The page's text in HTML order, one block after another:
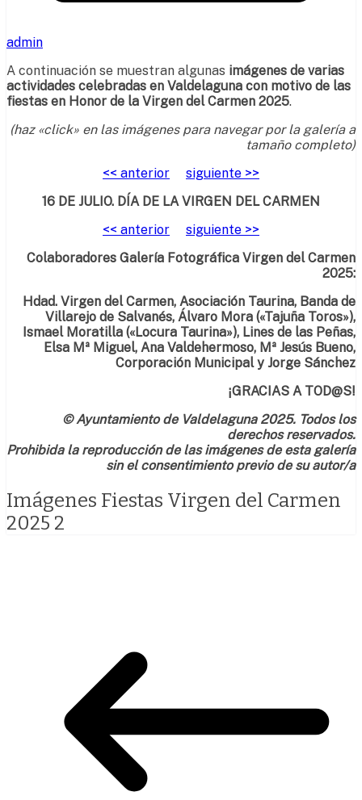
admin
A continuación se muestran algunas imágenes de varias
actividades celebradas en Valdelaguna con motivo de las
fiestas en Honor de la Virgen del Carmen 2025.
(haz «click» en las imágenes para navegar por la galería a
tamaño completo)
<< anterior
siguiente >>
16 DE JULIO. DÍA DE LA VIRGEN DEL CARMEN
<< anterior
siguiente >>
Colaboradores Galería Fotográfica Virgen del Carmen
2025:
Hdad. Virgen del Carmen, Asociación Taurina, Banda de
Villarejo de Salvanés, Álvaro Mora («Tajuña Toros»),
Ismael Moratilla («Locura Taurina»), Lines de las Peñas,
Elsa Mª Miguel, Ana Valdehermoso, Mª Jesús Bueno,
Corporación Municipal y Jorge Sánchez
¡GRACIAS A TOD@S!
© Ayuntamiento de Valdelaguna 2025. Todos los
derechos reservados.
Prohibida la reproducción de las imágenes de esta galería
sin el consentimiento previo de su autor/a
Imágenes Fiestas Virgen del Carmen
2025 2